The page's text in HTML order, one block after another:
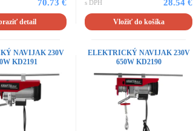
70.73 €
detail
s DPH 28.54 €
Vložiť do košíka
NAVIJAK 230V
KD2191
ELEKTRICKÝ NAVIJAK 230V
650W KD2190